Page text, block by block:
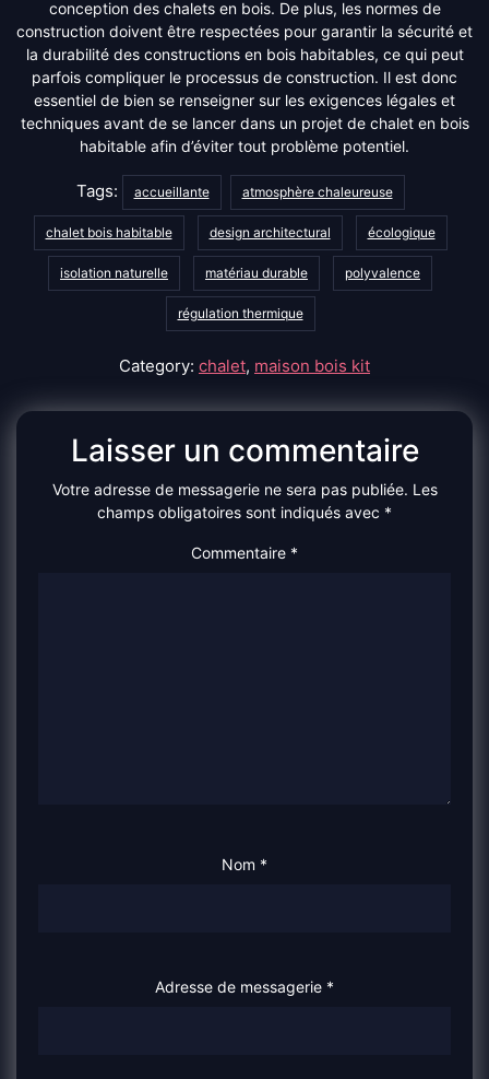
conception des chalets en bois. De plus, les normes de
construction doivent être respectées pour garantir la sécurité et
la durabilité des constructions en bois habitables, ce qui peut
parfois compliquer le processus de construction. Il est donc
essentiel de bien se renseigner sur les exigences légales et
techniques avant de se lancer dans un projet de chalet en bois
habitable afin d’éviter tout problème potentiel.
Tags: accueillante atmosphère chaleureuse
chalet bois habitable design architectural écologique
isolation naturelle matériau durable polyvalence
régulation thermique
Category: chalet, maison bois kit
Laisser un commentaire
Votre adresse de messagerie ne sera pas publiée. Les
champs obligatoires sont indiqués avec *
Commentaire *
Nom *
Adresse de messagerie *